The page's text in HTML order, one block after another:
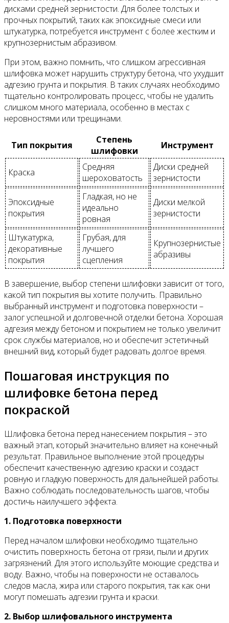
дисками средней зернистости. Для более толстых и
прочных покрытий, таких как эпоксидные смеси или
штукатурка, потребуется инструмент с более жестким и
крупнозернистым абразивом.
При этом, важно помнить, что слишком агрессивная
шлифовка может нарушить структуру бетона, что ухудшит
адгезию грунта и покрытия. В таких случаях необходимо
тщательно контролировать процесс, чтобы не удалить
слишком много материала, особенно в местах с
неровностями или трещинами.
Тип покрытия
Степень
шлифовки
Инструмент
Краска
Средняя
шероховатость
Диски средней
зернистости
Эпоксидные
покрытия
Гладкая, но не
идеально
ровная
Диски мелкой
зернистости
Штукатурка,
декоративные
покрытия
Грубая, для
лучшего
сцепления
Крупнозернистые
абразивы
В завершение, выбор степени шлифовки зависит от того,
какой тип покрытия вы хотите получить. Правильно
выбранный инструмент и подготовка поверхности –
залог успешной и долговечной отделки бетона. Хорошая
адгезия между бетоном и покрытием не только увеличит
срок службы материалов, но и обеспечит эстетичный
внешний вид, который будет радовать долгое время.
Пошаговая инструкция по
шлифовке бетона перед
покраской
Шлифовка бетона перед нанесением покрытия – это
важный этап, который значительно влияет на конечный
результат. Правильное выполнение этой процедуры
обеспечит качественную адгезию краски и создаст
ровную и гладкую поверхность для дальнейшей работы.
Важно соблюдать последовательность шагов, чтобы
достичь наилучшего эффекта.
1. Подготовка поверхности
Перед началом шлифовки необходимо тщательно
очистить поверхность бетона от грязи, пыли и других
загрязнений. Для этого используйте моющие средства и
воду. Важно, чтобы на поверхности не оставалось
следов масла, жира или старого покрытия, так как они
могут помешать адгезии грунта и краски.
2. Выбор шлифовального инструмента